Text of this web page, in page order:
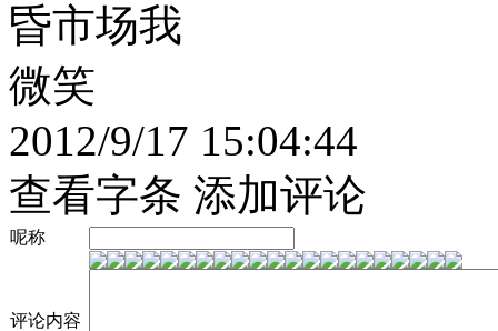
昏市场我
微笑
2012/9/17 15:04:44
查看字条 添加评论
呢称
评论内容